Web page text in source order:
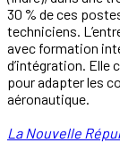
30 % de ces
techniciens.
avec formation
d’intégration. Elle
pour adapter les
aéronautique.
La Nouvelle